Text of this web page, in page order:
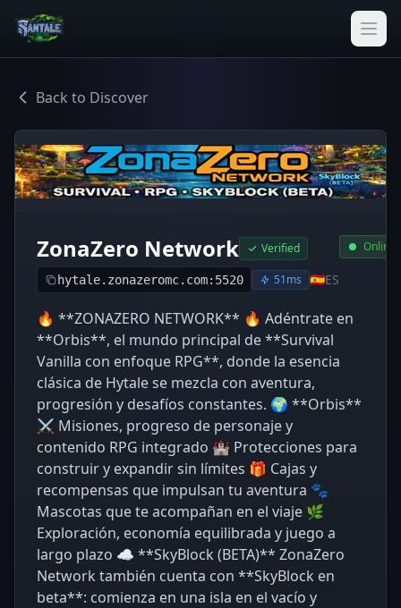
Back to Discover
ZonaZero Network Verified
hytale.zonazeromc.com:5520 51ms 🇪🇸ES
Online
🔥 **ZONAZERO NETWORK** 🔥 Adéntrate en
**Orbis**, el mundo principal de **Survival
Vanilla con enfoque RPG**, donde la esencia
clásica de Hytale se mezcla con aventura,
progresión y desafíos constantes. 🌍 **Orbis**
⚔️ Misiones, progreso de personaje y
contenido RPG integrado 🏰 Protecciones para
construir y expandir sin límites 🎁 Cajas y
recompensas que impulsan tu aventura 🐾
Mascotas que te acompañan en el viaje 🌿
Exploración, economía equilibrada y juego a
largo plazo ☁️ **SkyBlock (BETA)** ZonaZero
Network también cuenta con **SkyBlock en
beta**: comienza en una isla en el vacío y